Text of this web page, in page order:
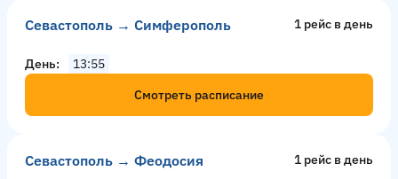
Севастополь → Симферополь 1 рейс в день
День
13:55
Смотреть расписание
Севастополь → Феодосия 1 рейс в день